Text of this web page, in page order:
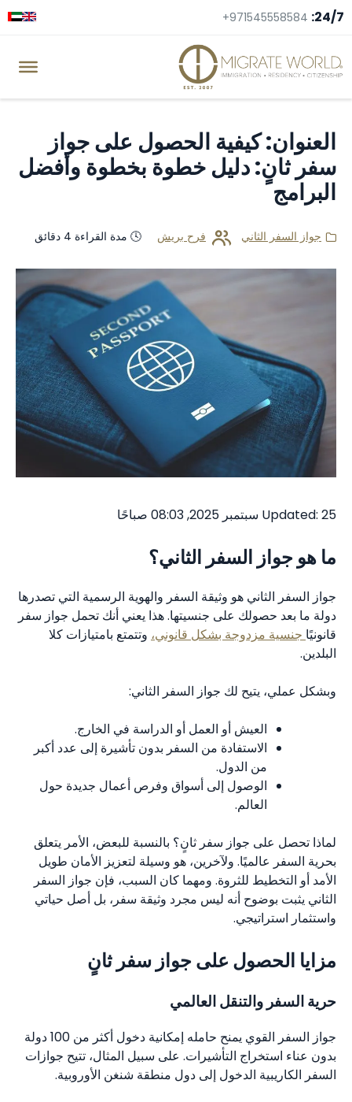
24/7:
+971545558584
العنوان: كيفية الحصول على جواز
سفر ثانٍ: دليل خطوة بخطوة وأفضل
البرامج
جواز السفر الثاني فرح بريش 🕓 مدة القراءة 4 دقائق
Updated: 25 سبتمبر 2025, 08:03 صباحًا
ما هو جواز السفر الثاني؟
جواز السفر الثاني هو وثيقة السفر والهوية الرسمية التي تصدرها
دولة ما بعد حصولك على جنسيتها. هذا يعني أنك تحمل جواز سفر
قانونيًا جنسية مزدوجة بشكل قانوني، وتتمتع بامتيازات كلا
البلدين.
وبشكل عملي، يتيح لك جواز السفر الثاني:
العيش أو العمل أو الدراسة في الخارج.
الاستفادة من السفر بدون تأشيرة إلى عدد أكبر
من الدول.
الوصول إلى أسواق وفرص أعمال جديدة حول
العالم.
لماذا تحصل على جواز سفر ثانٍ؟ بالنسبة للبعض، الأمر يتعلق
بحرية السفر عالميًا. ولآخرين، هو وسيلة لتعزيز الأمان طويل
الأمد أو التخطيط للثروة. ومهما كان السبب، فإن جواز السفر
الثاني يثبت بوضوح أنه ليس مجرد وثيقة سفر، بل أصل حياتي
واستثمار استراتيجي.
مزايا الحصول على جواز سفر ثانٍ
حرية السفر والتنقل العالمي
جواز السفر القوي يمنح حامله إمكانية دخول أكثر من 100 دولة
بدون عناء استخراج التأشيرات. على سبيل المثال، تتيح جوازات
السفر الكاريبية الدخول إلى دول منطقة شنغن الأوروبية.